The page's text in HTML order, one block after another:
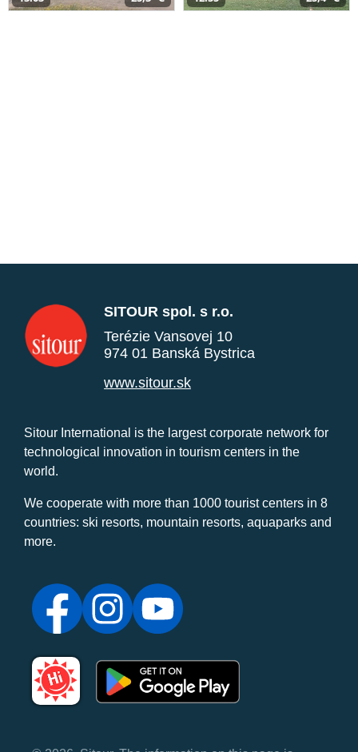
SITOUR spol. s r.o.
Terézie Vansovej 10
974 01 Banská Bystrica
www.sitour.sk
Sitour International is the largest corporate network for
technological innovation in tourism centers in the
world.
We cooperate with more than 1000 tourist centers in 8
countries: ski resorts, mountain resorts, aquaparks and
more.